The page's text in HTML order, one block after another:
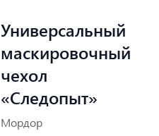
Универсальный
маскировочный
чехол
«Следопыт»
Мордор